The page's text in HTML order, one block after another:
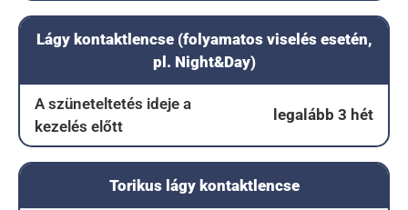
Lágy kontaktlencse (folyamatos viselés esetén,
pl. Night&Day)
A szüneteltetés ideje a
kezelés előtt
legalább 3 hét
Torikus lágy kontaktlencse